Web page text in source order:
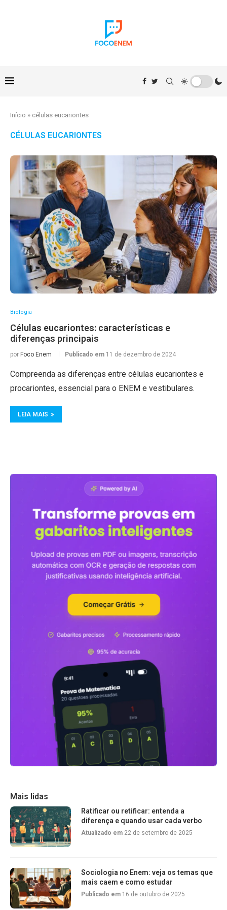
Início » células eucariontes
CÉLULAS EUCARIONTES
Biologia
Células eucariontes: características e
diferenças principais
por Foco Enem Publicado em 11 de dezembro de 2024
Compreenda as diferenças entre células eucariontes e
procariontes, essencial para o ENEM e vestibulares.
LEIA MAIS
Mais lidas
Ratificar ou retificar: entenda a
diferença e quando usar cada verbo
Atualizado em 22 de setembro de 2025
Sociologia no Enem: veja os temas que
mais caem e como estudar
Publicado em 16 de outubro de 2025